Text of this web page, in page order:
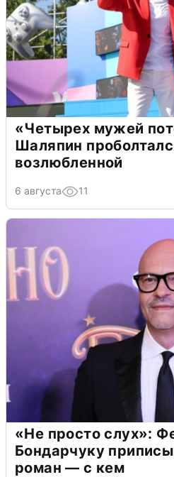
«Четырех мужей
Шаляпин
возлюбленной
6 августа 11
«Не просто слух»:
Бондарчуку
роман — с кем